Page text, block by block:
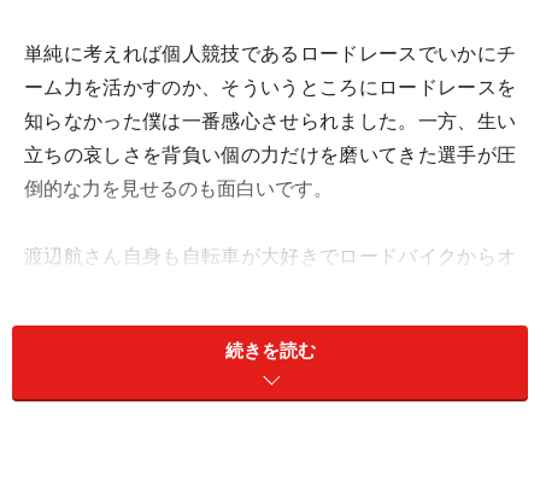
単純に考えれば個人競技であるロードレースでいかにチ
ーム力を活かすのか、そういうところにロードレースを
知らなかった僕は一番感心させられました。一方、生い
立ちの哀しさを背負い個の力だけを磨いてきた選手が圧
倒的な力を見せるのも面白いです。
渡辺航さん自身も自転車が大好きでロードバイクからオ
す、その自転車を愛する想いは漫画に表れてるし単行本
のおまけページからはもっとはっきり伝わってきます！
続きを読む